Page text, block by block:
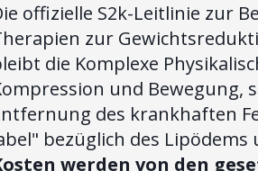
offizielle S2k-Leitlinie zur
zur
die Komplexe
und Bewegung,
des krankhaften
bezüglich des
werden von den